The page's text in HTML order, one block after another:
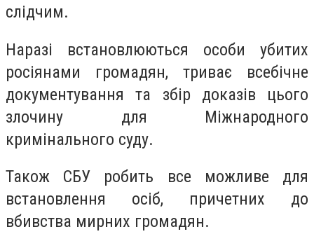
слідчим.
Наразі встановлюються особи убитих
росіянами громадян, триває всебічне
документування та збір доказів цього
злочину для Міжнародного
кримінального суду.
Також СБУ робить все можливе для
встановлення осіб, причетних до
вбивства мирних громадян.